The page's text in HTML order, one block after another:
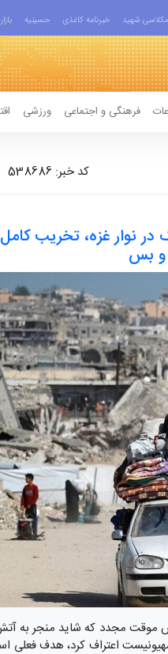
شهید خبرنامه کاغذی حسینیه بازار
فرهنگی و اجتماعی ورزشی
کد خبر: 538686
نوار غزه، تخریب
بس
موقت مجدد که شاید منجر به
اعتراف کرد، هدف فعلی